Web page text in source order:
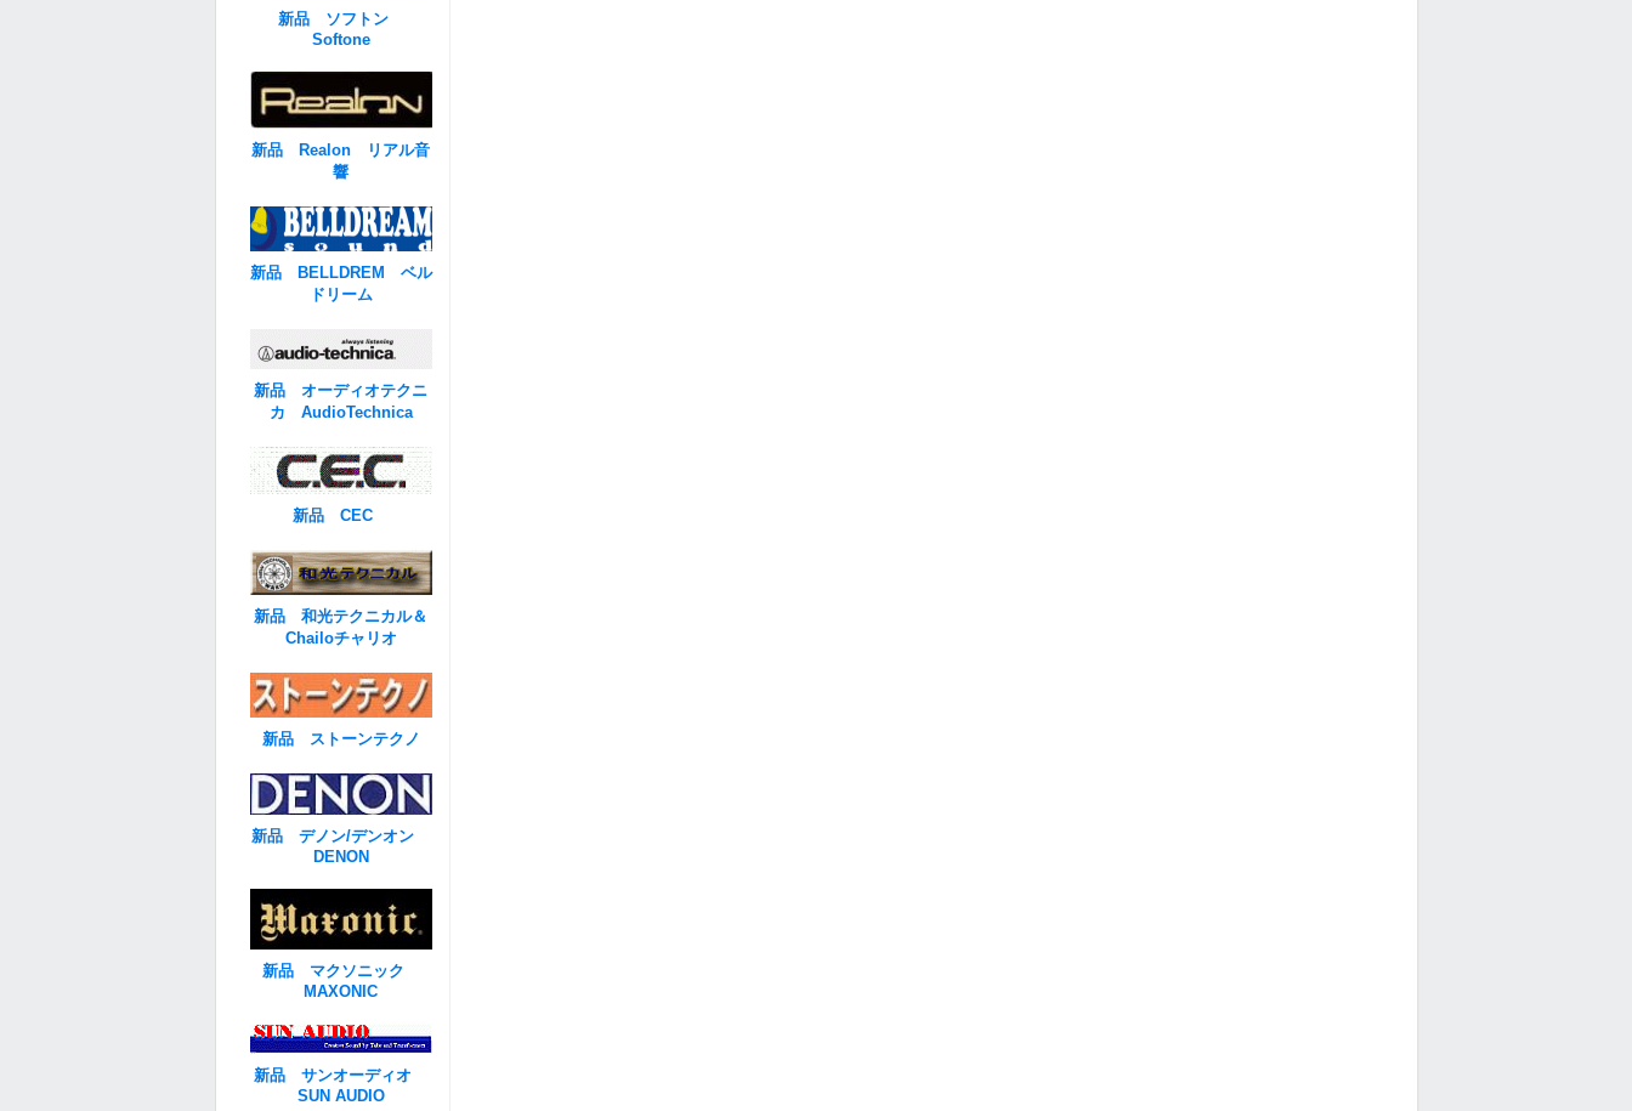
新品 ソフトン
Softone
新品 Realon リアル音
響
新品 BELLDREM ベル
ドリーム
新品 オーディオテクニ
カ AudioTechnica
新品 CEC
新品 和光テクニカル＆
Chailoチャリオ
新品 ストーンテクノ
新品 デノン/デンオン
DENON
新品 マクソニック
MAXONIC
新品 サンオーディオ
SUN AUDIO